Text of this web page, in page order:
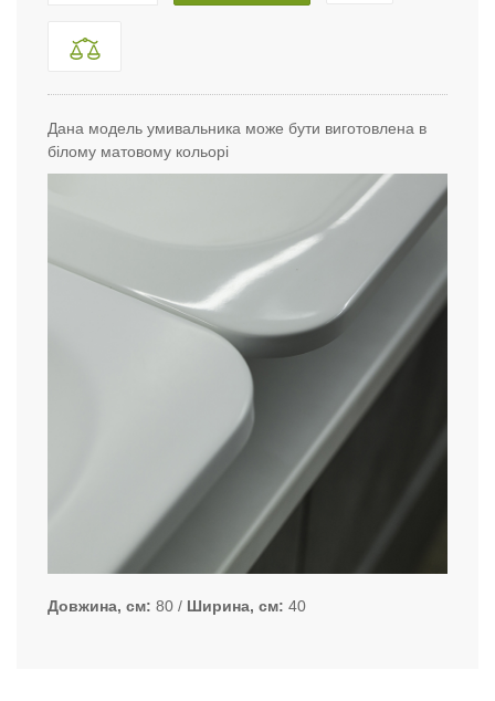
Дана модель умивальника може бути виготовлена в
білому матовому кольорі
Довжина, см 80 Ширина, см 40